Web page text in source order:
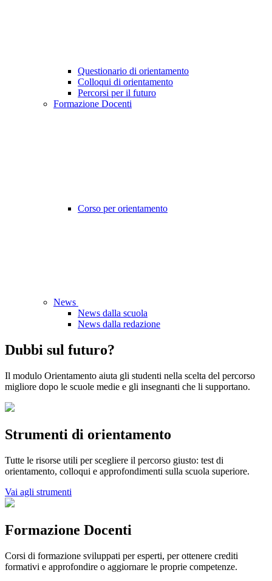
Questionario di orientamento
Colloqui di orientamento
Percorsi per il futuro
Formazione Docenti
Corso per orientamento
News
News dalla scuola
News dalla redazione
Dubbi sul futuro?
Il modulo Orientamento aiuta gli studenti nella scelta del percorso
migliore dopo le scuole medie e gli insegnanti che li supportano.
Strumenti di orientamento
Tutte le risorse utili per scegliere il percorso giusto: test di
orientamento, colloqui e approfondimenti sulla scuola superiore.
Vai agli strumenti
Formazione Docenti
Corsi di formazione sviluppati per esperti, per ottenere crediti
formativi e approfondire o aggiornare le proprie competenze.